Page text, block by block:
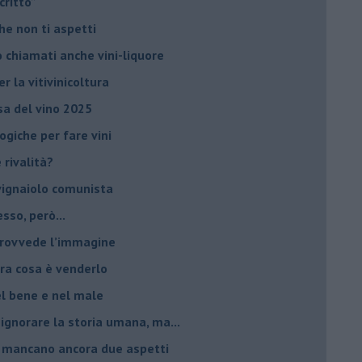
non ti aspetti
chiamati anche vini-liquore
la vitivinicoltura
del vino 2025
per fare vini
rivalità?
comunista
però...
l’immagine
cosa è venderlo
bene e nel male
la storia umana, ma...
ancora due aspetti